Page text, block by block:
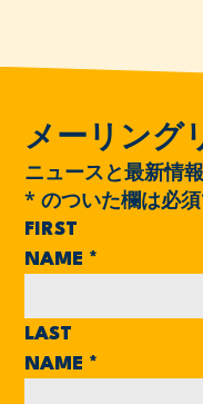
メーリング
ニュースと最新情
* のついた欄は必
FIRST
NAME *
LAST
NAME *